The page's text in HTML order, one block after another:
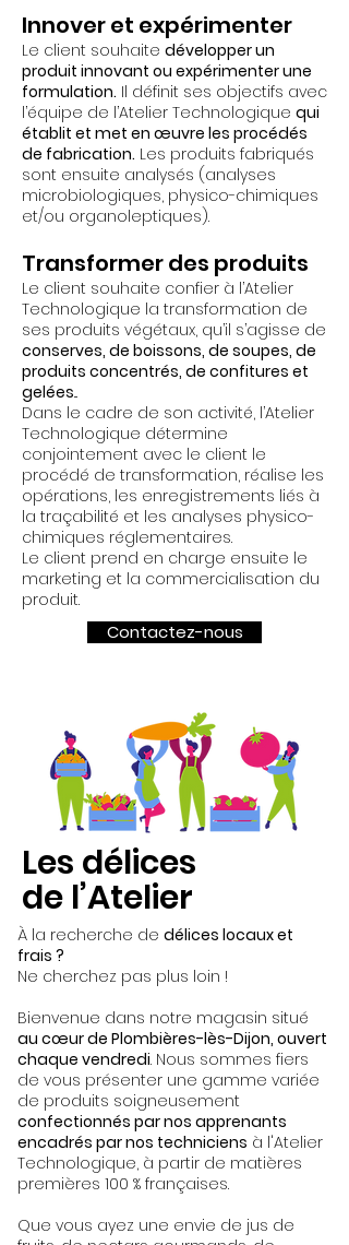
Innover et expérimenter
Le client souhaite développer un
produit innovant ou expérimenter une
formulation. Il définit ses objectifs avec
l’équipe de l’Atelier Technologique qui
établit et met en œuvre les procédés
de fabrication. Les produits fabriqués
sont ensuite analysés (analyses
microbiologiques, physico-chimiques
et/ou organoleptiques).
Transformer des produits
Le client souhaite confier à l’Atelier
Technologique la transformation de
ses produits végétaux, qu’il s’agisse de
conserves, de boissons, de soupes, de
produits concentrés, de confitures et
gelées...
Dans le cadre de son activité, l’Atelier
Technologique détermine
conjointement avec le client le
procédé de transformation, réalise les
opérations, les enregistrements liés à
la traçabilité et les analyses physico-
chimiques réglementaires.
Le client prend en charge ensuite le
marketing et la commercialisation du
produit.
Contactez-nous
Les délices
de l’Atelier
À la recherche de délices locaux et
frais ?
Ne cherchez pas plus loin !
Bienvenue dans notre magasin situé
au cœur de Plombières-lès-Dijon, ouvert
chaque vendredi. Nous sommes fiers
de vous présenter une gamme variée
de produits soigneusement
confectionnés par nos apprenants
encadrés par nos techniciens à l'Atelier
Technologique, à partir de matières
premières 100 % françaises.
Que vous ayez une envie de jus de